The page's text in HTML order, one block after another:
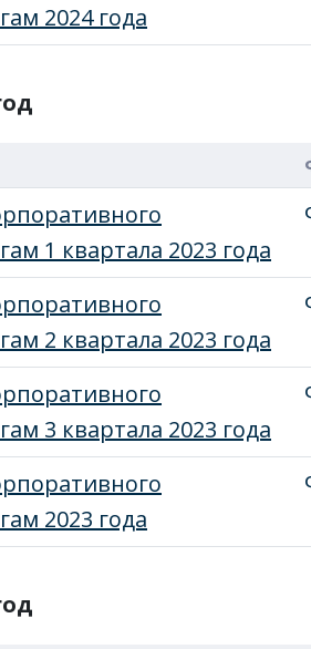
2024 года
1 квартала 2023 года
2 квартала 2023 года
3 квартала 2023 года
2023 года